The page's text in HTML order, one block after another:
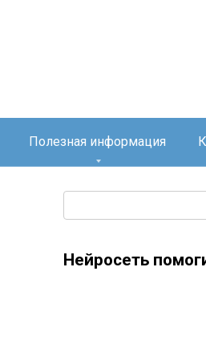
Полезная информация
Нейросеть